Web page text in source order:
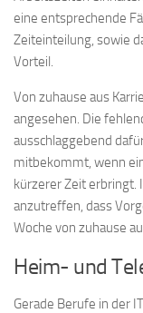
eine entsprechende
Zeiteinteilung, sowie
Vorteil.
Von zuhause aus
angesehen. Die
ausschlaggebend
mitbekommt, wenn
kürzerer Zeit erbringt.
anzutreffen, dass
Woche von zuhause
Heim- und
Gerade Berufe in der